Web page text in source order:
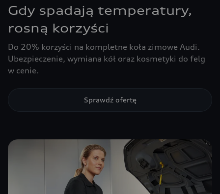
Gdy spadają temperatury,
rosną korzyści
Do 20% korzyści na kompletne koła zimowe Audi.
Ubezpieczenie, wymiana kół oraz kosmetyki do felg
w cenie.
Sprawdź ofertę